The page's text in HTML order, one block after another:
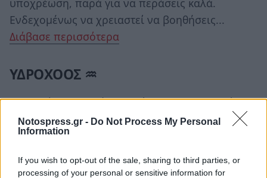
Notospress.gr - Do Not Process My Personal
Information
If you wish to opt-out of the sale, sharing to third parties, or
processing of your personal or sensitive information for
Ενδεχομένως να χρειαστεί να βοηθήσεις...
Διάβασε περισσότερα
ΥΔΡΟΧΟΟΣ ♒
Το τετράγωνο Σελήνης-Κρόνου σηματοδοτεί
οικονομικές αναγκαιότητες, κάτι που σε απλά
ελληνικά σημαίνει ότι κι εσύ θα πρέπει να
δεν...Διάβασε περισσότερα